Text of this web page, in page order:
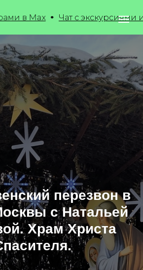
Чат с экскурсиями и
перезвон в
с Натальей
Храм Христа